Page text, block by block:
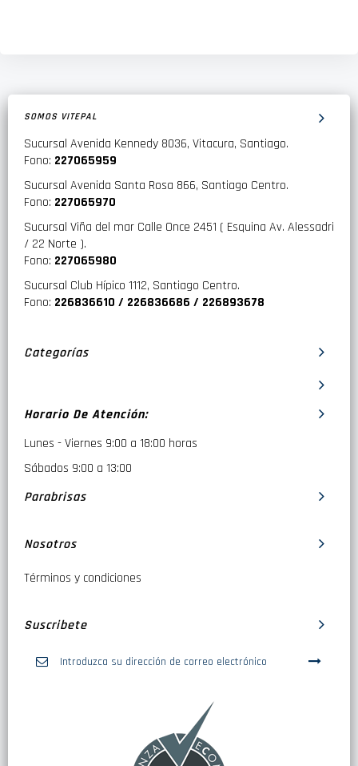
SOMOS VITEPAL
Sucursal Avenida Kennedy 8036, Vitacura, Santiago.
Fono: 227065959
Sucursal Avenida Santa Rosa 866, Santiago Centro.
Fono: 227065970
Sucursal Viña del mar Calle Once 2451 ( Esquina Av. Alessadri
/ 22 Norte ).
Fono: 227065980
Sucursal Club Hípico 1112, Santiago Centro.
Fono: 226836610 / 226836686 / 226893678
Categorías
Horario De Atención:
Lunes - Viernes 9:00 a 18:00 horas
Sábados 9:00 a 13:00
Parabrisas
Nosotros
Términos y condiciones
Suscribete